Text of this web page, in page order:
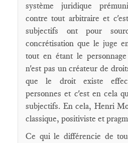
système juridique
contre tout arbitraire et
subjectifs ont pour
concrétisation que le juge
tout en étant le
n'est pas un créateur de
que le droit existe
personnes et c'est en cela
subjectifs. En cela, Henri
classique, positiviste et
Ce qui le différencie de